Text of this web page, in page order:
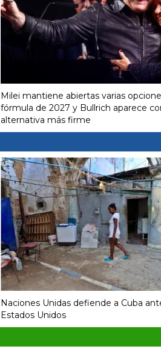
Milei mantiene abiertas varias
fórmula de 2027 y Bullrich aparece
alternativa más firme
Naciones Unidas defiende a Cuba
Estados Unidos